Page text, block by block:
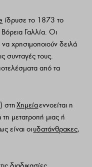
ίδρυσε το 1873 το
Γαλλία. Οι
χρησιμοποιούν δειλά
συνταγές τους.
από τα
) στηΧημείαεννοείται η
τη μετατροπή μιας ή
είναι οιυδατάνθρακες,